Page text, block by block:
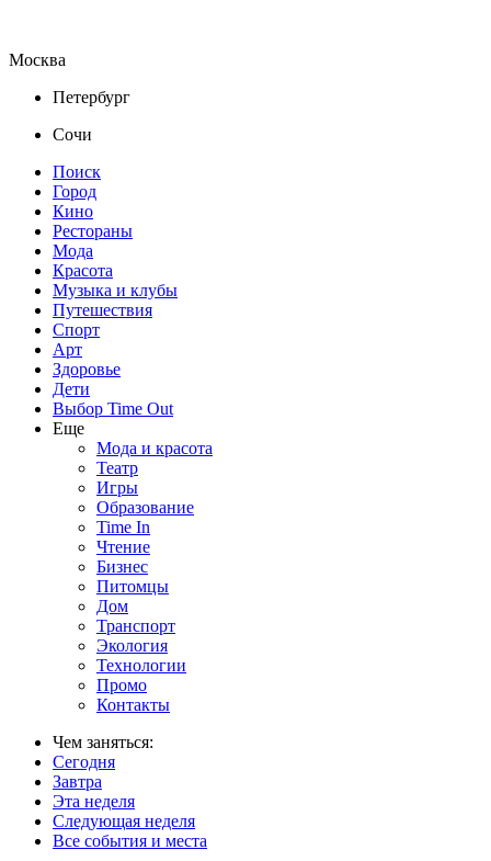
Москва
Петербург
Сочи
Поиск
Город
Кино
Рестораны
Мода
Красота
Музыка и клубы
Путешествия
Спорт
Арт
Здоровье
Дети
Выбор Time Out
Еще
Мода и красота
Театр
Игры
Образование
Time In
Чтение
Бизнес
Питомцы
Дом
Транспорт
Экология
Технологии
Промо
Контакты
Чем заняться:
Сегодня
Завтра
Эта неделя
Следующая неделя
Все события и места